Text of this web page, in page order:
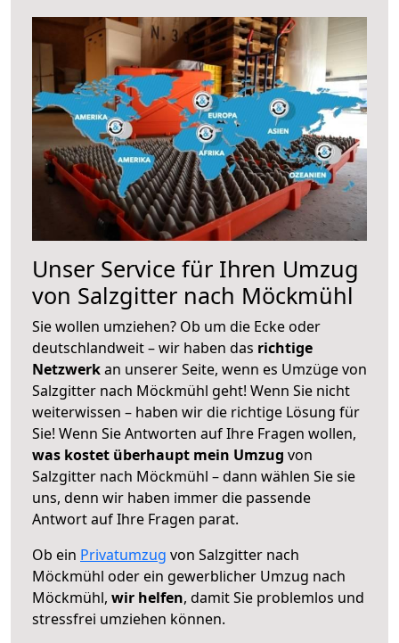
Unser Service für Ihren Umzug
von Salzgitter nach Möckmühl
Sie wollen umziehen? Ob um die Ecke oder
deutschlandweit – wir haben das richtige
Netzwerkan unserer Seite, wenn es Umzüge von
Salzgitter nach Möckmühl geht! Wenn Sie nicht
weiterwissen – haben wir die richtige Lösung für
Sie! Wenn Sie Antworten auf Ihre Fragen wollen,
was kostet überhaupt mein Umzug von
Salzgitter nach Möckmühl – dann wählen Sie sie
uns, denn wir haben immer die passende
Antwort auf Ihre Fragen parat.
Ob ein Privatumzug von Salzgitter nach
Möckmühl oder ein gewerblicher Umzug nach
Möckmühl, wir helfen, damit Sie problemlos und
stressfrei umziehen können.